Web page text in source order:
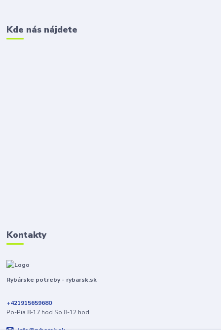
Kde nás nájdete
Kontakty
Rybárske potreby - rybarsk.sk
+421915659680
Po-Pia 8-17 hod.So 8-12 hod.
info@rybarsk.sk